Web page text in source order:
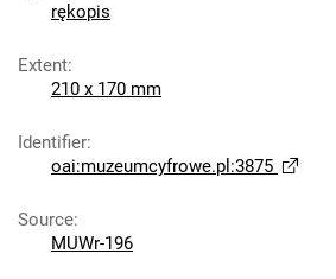
rękopis
Extent:
210 x 170 mm
Identifier:
oai:muzeumcyfrowe.pl:3875
Source:
MUWr-196